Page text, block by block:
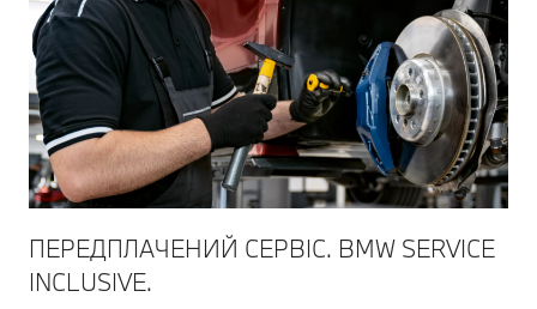
ПЕРЕДПЛАЧЕНИЙ СЕРВІС. BMW SERVICE
INCLUSIVE.